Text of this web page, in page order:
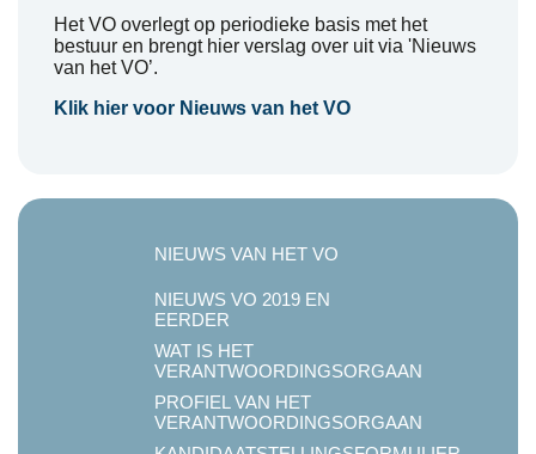
Het VO overlegt op periodieke basis met het
bestuur en brengt hier verslag over uit via 'Nieuws
van het VO’.
Klik hier voor Nieuws van het VO
NIEUWS VAN HET VO
NIEUWS VO 2019 EN
EERDER
WAT IS HET
VERANTWOORDINGSORGAAN
PROFIEL VAN HET
VERANTWOORDINGSORGAAN